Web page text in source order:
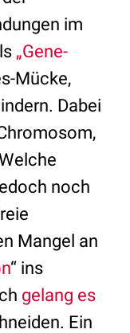
im
„Gene-
Mücke,
Dabei
noch
Mangel an
“ ins
gelang es
Ein